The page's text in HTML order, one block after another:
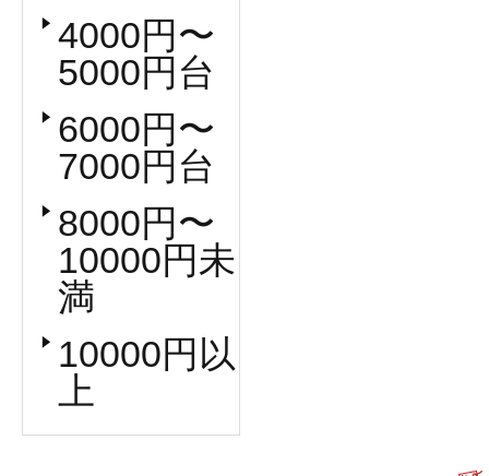
4000円〜
5000円台
6000円〜
7000円台
8000円〜
10000円未
満
10000円以
上